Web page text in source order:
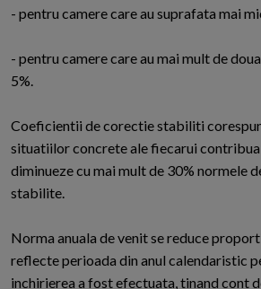
- pentru camere care au suprafata mai
- pentru camere care au mai mult de
5%.
Coeficientii de corectie stabiliti
situatiilor concrete ale fiecarui
diminueze cu mai mult de 30% normele
stabilite.
Norma anuala de venit se reduce
reflecte perioada din anul calendaristic
inchirierea a fost efectuata, tinand cont